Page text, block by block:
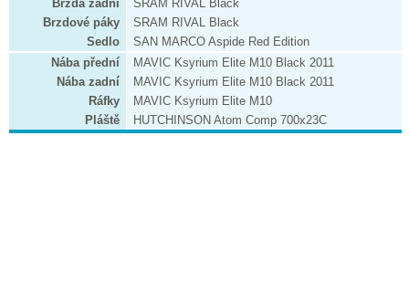
Brzda zadní
SRAM RIVAL Black
Brzdové páky
SRAM RIVAL Black
Sedlo
SAN MARCO Aspide Red Edition
Nába přední
MAVIC Ksyrium Elite M10 Black 2011
Nába zadní
MAVIC Ksyrium Elite M10 Black 2011
Ráfky
MAVIC Ksyrium Elite M10
Pláště
HUTCHINSON Atom Comp 700x23C